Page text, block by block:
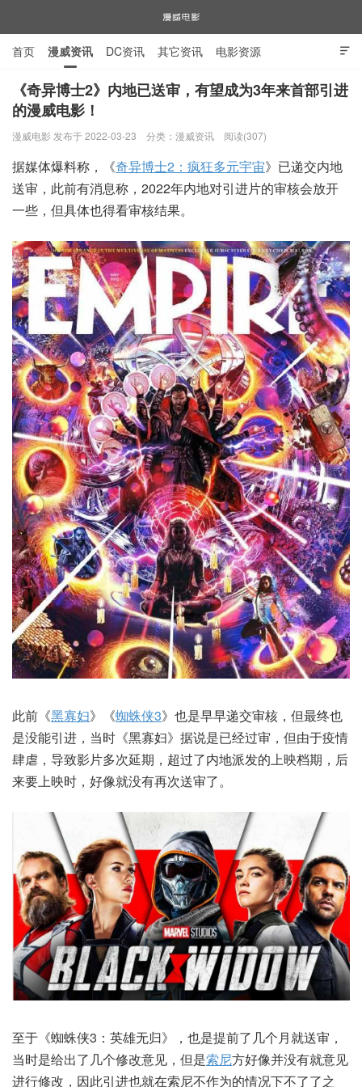
漫威电影

首页 漫威资讯 DC资讯 其它资讯 电影资源
电视剧资源 漫威图片
《奇异博士2》内地已送审，有望成为3年来首部引进
的漫威电影！
漫威电影 发布于 2022-03-23 分类： 漫威资讯 阅读(307)
据媒体爆料称，《奇异博士2：疯狂多元宇宙》已递交内地
送审，此前有消息称，2022年内地对引进片的审核会放开
一些，但具体也得看审核结果。
此前《黑寡妇》《蜘蛛侠3》也是早早递交审核，但最终也
是没能引进，当时《黑寡妇》据说是已经过审，但由于疫情
肆虐，导致影片多次延期，超过了内地派发的上映档期，后
来要上映时，好像就没有再次送审了。
至于《蜘蛛侠3：英雄无归》，也是提前了几个月就送审，
当时是给出了几个修改意见，但是索尼方好像并没有就意见
进行修改，因此引进也就在索尼不作为的情况下不了了之